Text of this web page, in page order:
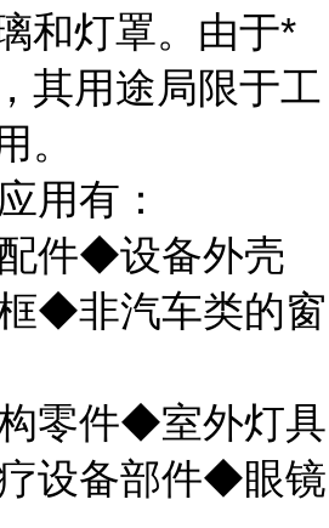
和灯罩。由于*
其用途局限于工
。
用有：
件◆设备外壳
◆非汽车类的窗
零件◆室外灯具
备部件◆眼镜